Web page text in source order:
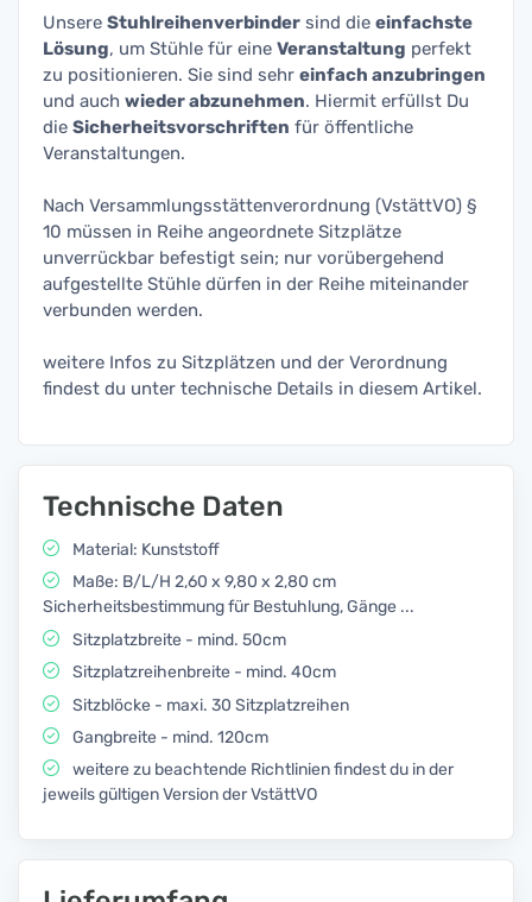
Unsere Stuhlreihenverbinder sind die einfachste
Lösung, um Stühle für eine Veranstaltung perfekt
zu positionieren. Sie sind sehr einfach anzubringen
und auch wieder abzunehmen. Hiermit erfüllst Du
die Sicherheitsvorschriften für öffentliche
Veranstaltungen.
Nach Versammlungsstättenverordnung (VstättVO) §
10 müssen in Reihe angeordnete Sitzplätze
unverrückbar befestigt sein; nur vorübergehend
aufgestellte Stühle dürfen in der Reihe miteinander
verbunden werden.
weitere Infos zu Sitzplätzen und der Verordnung
findest du unter technische Details in diesem Artikel.
Technische Daten
Material: Kunststoff
Maße: B/L/H 2,60 x 9,80 x 2,80 cm
Sicherheitsbestimmung für Bestuhlung, Gänge ...
Sitzplatzbreite - mind. 50cm
Sitzplatzreihenbreite - mind. 40cm
Sitzblöcke - maxi. 30 Sitzplatzreihen
Gangbreite - mind. 120cm
weitere zu beachtende Richtlinien findest du in der
jeweils gültigen Version der VstättVO